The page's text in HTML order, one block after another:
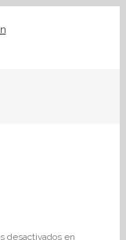
desactivados en